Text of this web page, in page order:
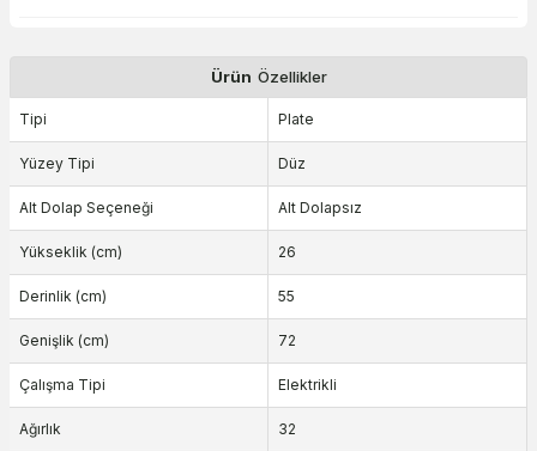
Ürün Özellikler
Tipi Plate
Yüzey Tipi Düz
Alt Dolap Seçeneği Alt Dolapsız
Yükseklik (cm) 26
Derinlik (cm) 55
Genişlik (cm) 72
Çalışma Tipi Elektrikli
Ağırlık 32